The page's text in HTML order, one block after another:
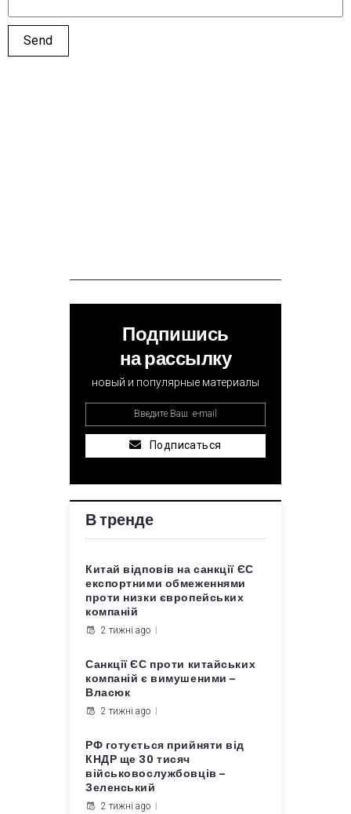
Подпишись
на рассылку
новый и популярные материалы
Подписаться
В тренде
Китай відповів на санкції ЄС
експортними обмеженнями
проти низки європейських
компаній
2 тижні ago
Санкції ЄС проти китайських
компаній є вимушеними –
Власюк
2 тижні ago
РФ готується прийняти від
КНДР ще 30 тисяч
військовослужбовців –
Зеленський
2 тижні ago